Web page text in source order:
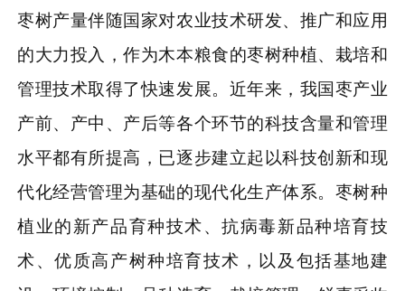
枣树产量伴随国家对农业技术研发、推广和应用
的大力投入，作为木本粮食的枣树种植、栽培和
管理技术取得了快速发展。近年来，我国枣产业
产前、产中、产后等各个环节的科技含量和管理
水平都有所提高，已逐步建立起以科技创新和现
代化经营管理为基础的现代化生产体系。枣树种
植业的新产品育种技术、抗病毒新品种培育技
术、优质高产树种培育技术，以及包括基地建